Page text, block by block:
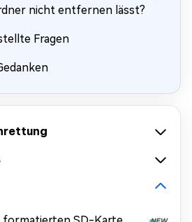
nicht entfernen lässt?
Fragen